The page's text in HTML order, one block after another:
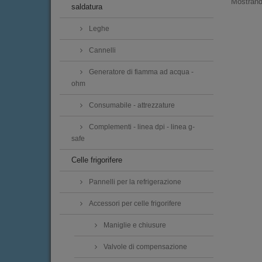
saldatura
Leghe
Cannelli
Generatore di fiamma ad acqua -
ohm
Consumabile - attrezzature
Complementi - linea dpi - linea g-
safe
Celle frigorifere
Pannelli per la refrigerazione
Accessori per celle frigorifere
Maniglie e chiusure
Valvole di compensazione